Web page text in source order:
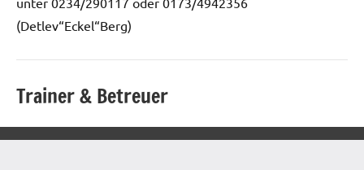
(Detlev“Eckel“Berg)
Trainer & Betreuer